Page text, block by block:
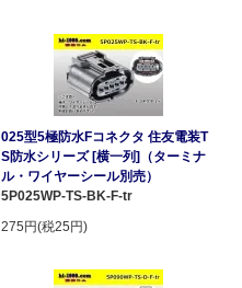
025型5極防水Fコネクタ 住友電装T
S防水シリーズ [横一列]（ターミナ
ル・ワイヤーシール別売）
5P025WP-TS-BK-F-tr
275円(税25円)